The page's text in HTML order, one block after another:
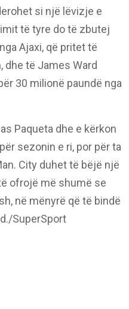
si një lëvizje e
të tyre do të zbutej
Ajaxi, që pritet të
të James Ward
30 milionë paundë nga
Paqueta dhe e kërkon
sezonin e ri, por për ta
City duhet të bëjë një
ofrojë më shumë se
në mënyrë që të bindë
SuperSport